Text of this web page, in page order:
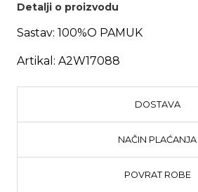
Detalji o proizvodu
Sastav: 100%O PAMUK
Artikal: A2W17088
DOSTAVA
NAČIN PLAĆANJA
POVRAT ROBE